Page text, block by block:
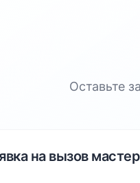
Оставьте
на вызов